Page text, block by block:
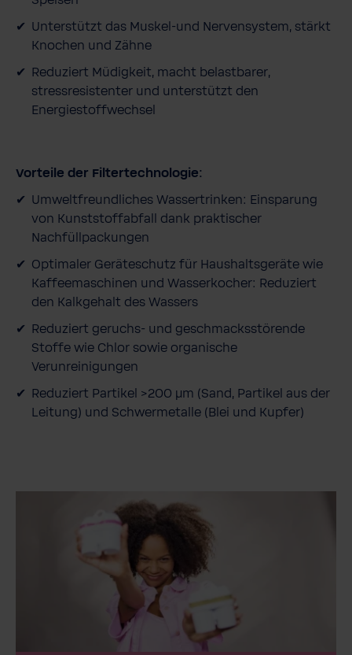
Unterstützt das Muskel-und Nervensystem, stärkt
Knochen und Zähne
Reduziert Müdigkeit, macht belastbarer,
stressresistenter und unterstützt den
Energiestoffwechsel
Vorteile der Filtertechnologie:
Umweltfreundliches Wassertrinken: Einsparung
von Kunststoffabfall dank praktischer
Nachfüllpackungen
Optimaler Geräteschutz für Haushaltsgeräte wie
Kaffeemaschinen und Wasserkocher: Reduziert
den Kalkgehalt des Wassers
Reduziert geruchs­- und geschmacksstörende
Stoffe wie Chlor sowie organische
Verunreinigungen
Reduziert Partikel >200 μm (Sand, Partikel aus der
Leitung) und Schwermetal­le (Blei und Kupfer)